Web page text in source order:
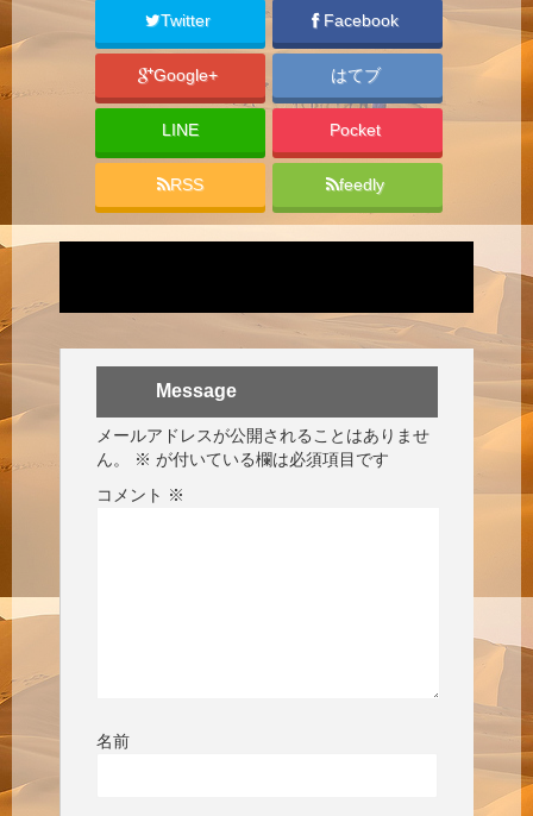
Twitter Facebook
Google+ はてブ
LINE Pocket
RSS feedly
Message
メールアドレスが公開されることはありませ
ん。
※ が付いている欄は必須項目です
コメント ※
名前